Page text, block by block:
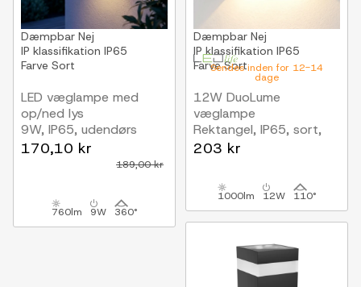
Dæmpbar Nej
IP klassifikation IP65
Farve Sort
LED væglampe med
op/ned lys
9W, IP65, udendørs
170,10 kr
189,00 kr
760lm 9W 360°
Sendes inden for 12-14
dage
Dæmpbar Nej
IP klassifikation IP65
FarveSort
12W DuoLume
væglampe
Rektangel, IP65, sort,
op/ned, inde / ude, inkl.
203 kr
1000lm 12W 110°